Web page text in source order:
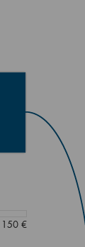
150€